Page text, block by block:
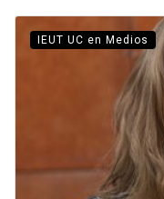
IEUT UC en Medios